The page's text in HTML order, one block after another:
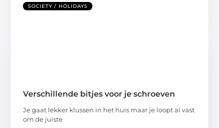
SOCIETY / HOLIDAYS
Verschillende bitjes voor je schroeven
Je gaat lekker klussen in het huis maar je loopt al vast
om de juiste